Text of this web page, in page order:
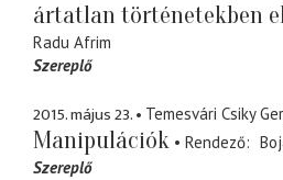
ártatlan történetekben
Radu Afrim
Szereplő
2015. május 23. Temesvári Csiky
Manipulációk Rendező
Szereplő